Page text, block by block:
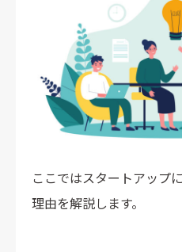
ここではスタートアップ
理由を解説します。